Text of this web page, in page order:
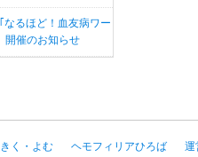
なるほど！血友病ワー
開催のお知らせ
く・よむ ヘモフィリアひろば 運